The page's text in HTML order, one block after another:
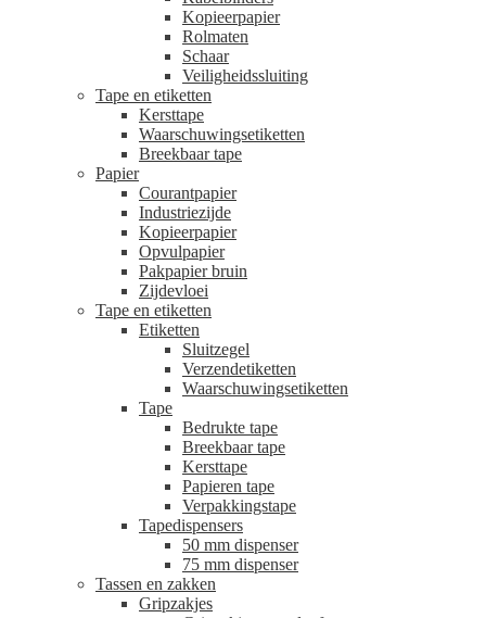
Kopieerpapier
Rolmaten
Schaar
Veiligheidssluiting
Tape en etiketten
Kersttape
Waarschuwingsetiketten
Breekbaar tape
Papier
Courantpapier
Industriezijde
Kopieerpapier
Opvulpapier
Pakpapier bruin
Zijdevloei
Tape en etiketten
Etiketten
Sluitzegel
Verzendetiketten
Waarschuwingsetiketten
Tape
Bedrukte tape
Breekbaar tape
Kersttape
Papieren tape
Verpakkingstape
Tapedispensers
50 mm dispenser
75 mm dispenser
Tassen en zakken
Gripzakjes